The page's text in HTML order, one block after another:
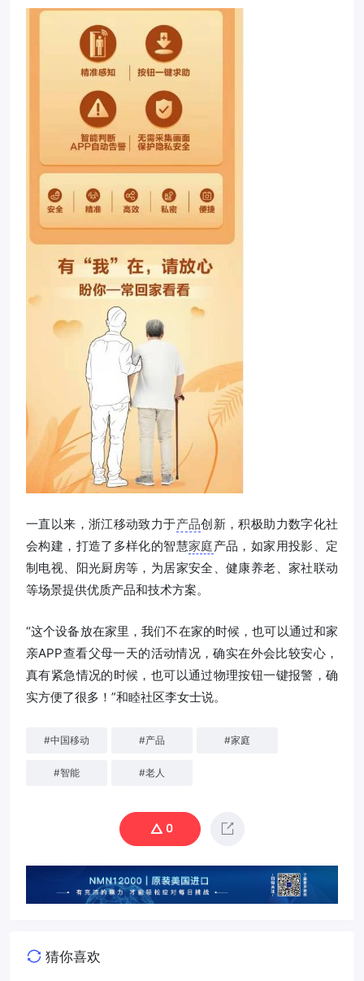
一直以来，浙江移动致力于产品创新，积极助力数字化社
会构建，打造了多样化的智慧家庭产品，如家用投影、定
制电视、阳光厨房等，为居家安全、健康养老、家社联动
等场景提供优质产品和技术方案。
“这个设备放在家里，我们不在家的时候，也可以通过和家
亲APP查看父母一天的活动情况，确实在外会比较安心，
真有紧急情况的时候，也可以通过物理按钮一键报警，确
实方便了很多！”和睦社区李女士说。
#中国移动 #产品 #家庭
#智能 #老人
0
猜你喜欢